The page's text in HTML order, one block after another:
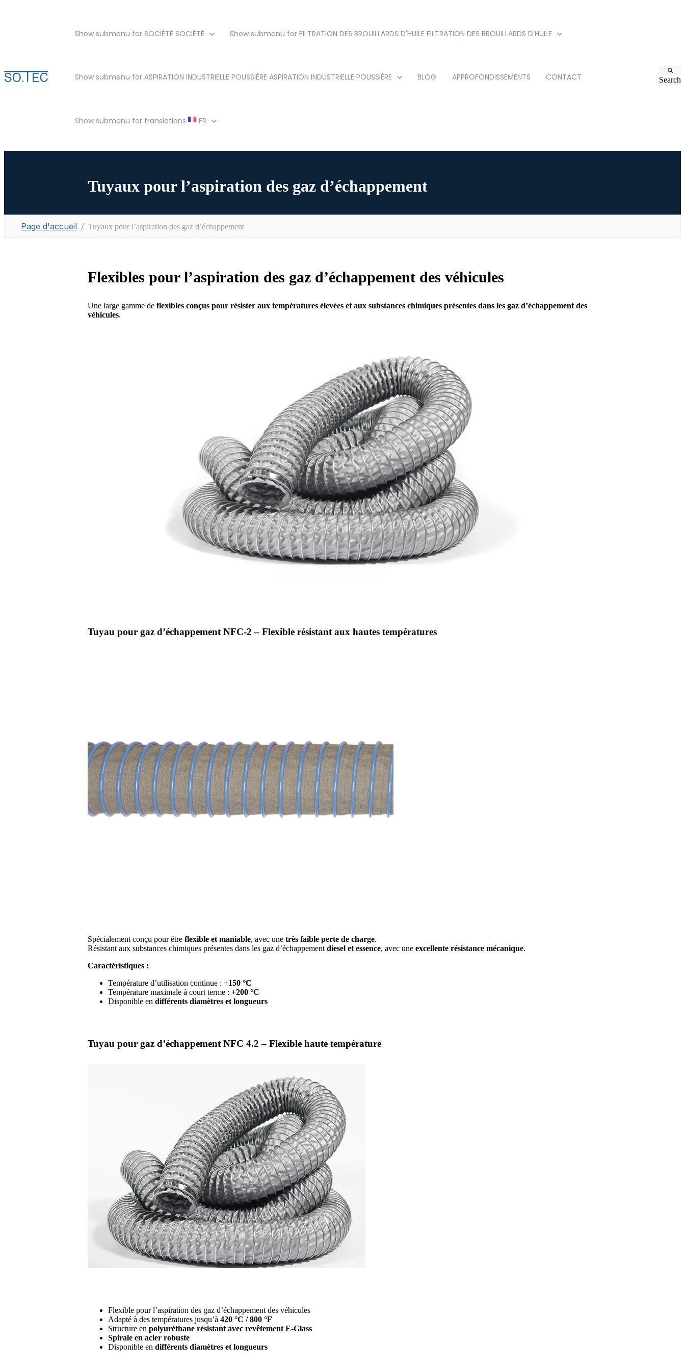
Show submenu for SOCIÉTÉ SOCIÉTÉ Show submenu for FILTRATION DES BROUILLARDS D'HUILE FILTRATION DES BROUILLARDS D'HUILE
Show submenu for ASPIRATION INDUSTRIELLE POUSSIÈRE ASPIRATION INDUSTRIELLE POUSSIÈRE BLOG APPROFONDISSEMENTS CONTACT
Show submenu for translations FR
Search
Tuyaux pour l’aspiration des gaz d’échappement
Page d'accueil Tuyaux pour l’aspiration des gaz d’échappement
Flexibles pour l’aspiration des gaz d’échappement des véhicules
Une large gamme de flexibles conçus pour résister aux températures élevées et aux substances chimiques présentes dans les gaz d’échappement des
véhicules.
Tuyau pour gaz d’échappement NFC-2 – Flexible résistant aux hautes températures
Spécialement conçu pour être flexible et maniable, avec une très faible perte de charge.
Résistant aux substances chimiques présentes dans les gaz d’échappement diesel et essence, avec une excellente résistance mécanique.
Caractéristiques :
Température d’utilisation continue : +150 °C
Température maximale à court terme : +200 °C
Disponible en différents diamètres et longueurs
Tuyau pour gaz d’échappement NFC 4.2 – Flexible haute température
Flexible pour l’aspiration des gaz d’échappement des véhicules
Adapté à des températures jusqu’à 420 °C / 800 °F
Structure en polyuréthane résistant avec revêtement E-Glass
Spirale en acier robuste
Disponible en différents diamètres et longueurs